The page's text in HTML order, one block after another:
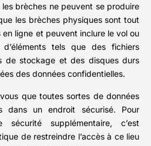
les brèches ne peuvent se produire
les brèches physiques sont tout
ligne et peuvent inclure le vol ou
tels que des fichiers
de stockage et des disques durs
des données confidentielles.
que toutes sortes de données
dans un endroit sécurisé. Pour
supplémentaire, c’est
de restreindre l’accès à ce lieu